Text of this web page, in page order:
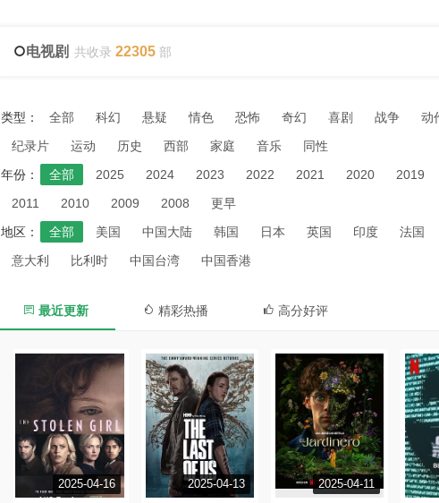
电视剧 共收录22305 部
类型： 全部 科幻 悬疑 情色 恐怖 奇幻 喜剧 战争 动
纪录片
运动 历史 西部 家庭 音乐
同性
年份：
全部 2025 2024 2023 2022 2021 2020 2019
2011
2010 2009 2008
更早
地区：
全部 美国 中国大陆 韩国 日本 英国 印度 法国
意大利
比利时 中国台湾 中国香港
最近更新 精彩热播 高分好评
2025-04-16 2025-04-13 2025-04-11